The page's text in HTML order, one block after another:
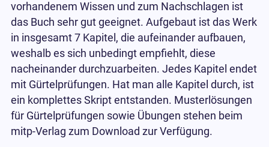
vorhandenem Wissen und zum Nachschlagen ist
das Buch sehr gut geeignet. Aufgebaut ist das Werk
in insgesamt 7 Kapitel, die aufeinander aufbauen,
weshalb es sich unbedingt empfiehlt, diese
nacheinander durchzuarbeiten. Jedes Kapitel endet
mit Gürtelprüfungen. Hat man alle Kapitel durch, ist
ein komplettes Skript entstanden. Musterlösungen
für Gürtelprüfungen sowie Übungen stehen beim
mitp-Verlag zum Download zur Verfügung.